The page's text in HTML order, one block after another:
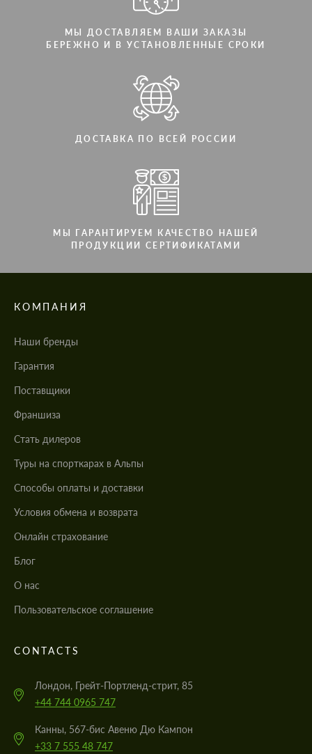
МЫ ДОСТАВЛЯЕМ ВАШИ ЗАКАЗЫ
БЕРЕЖНО И В УСТАНОВЛЕННЫЕ СРОКИ
ДОСТАВКА ПО ВСЕЙ РОССИИ
МЫ ГАРАНТИРУЕМ КАЧЕСТВО НАШЕЙ
ПРОДУКЦИИ СЕРТИФИКАТАМИ
КОМПАНИЯ
Наши бренды
Гарантия
Поставщики
Франшиза
Стать дилеров
Туры на спорткарах в Альпы
Cпособы оплаты и доставки
Условия обмена и возврата
Онлайн страхование
Блог
О нас
Пользовательское соглашение
CONTACTS
Лондон, Грейт-Портленд-стрит, 85
+44 744 0965 747
Канны, 567-бис Авеню Дю Кампон
+33 7 555 48 747